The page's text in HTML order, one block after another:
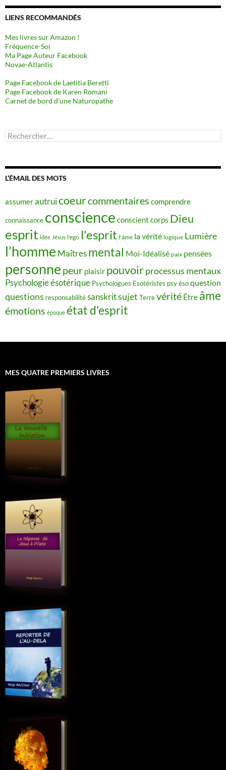
LIENS RECOMMANDÉS
Mes livres sur Amazon !
Fréquence-Soi
Ma Page Auteur Facebook
Novae-Atlantis
Page Facebook de Laetitia Beretti
Page Facebook de Karen Romani
Carnet de bord d’une Naturopathe
Rechercher :
L’ÉMAIL DES MOTS
assumerautruicoeurcommentaires comprendre
connaissance conscience conscient corps Dieu
esprit idée Jésus l'ego l'esprit l'âme la vérité logique Lumière
l’homme Maîtres mental Moi-Idéalisé paix pensées
personne peur plaisir pouvoirprocessus mentaux
Psychologie ésotérique Psychologues Esotéristes psy ésoquestion
questions responsabilitésanskritsujet Terrevérité Être âme
émotions époque état d'esprit
MES QUATRE PREMIERS LIVRES